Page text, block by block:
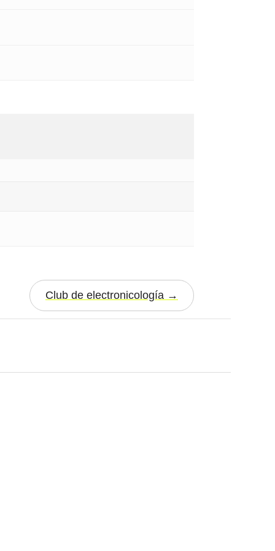
Club de electronicología